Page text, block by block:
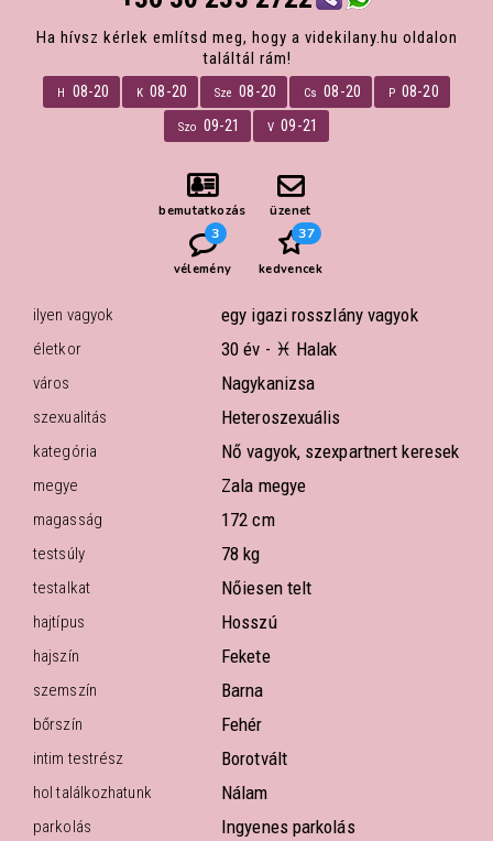
Ha hívsz kérlek említsd meg, hogy a videkilany.hu oldalon
találtál rám!
H 08-20 K 08-20 Sze 08-20 Cs 08-20 P 08-20
Szo 09-21 V 09-21
bemutatkozás üzenet
3
vélemény
37
kedvencek
ilyen vagyok egy igazi rosszlány vagyok
életkor 30 év - ♓ Halak
város Nagykanizsa
szexualitás Heteroszexuális
kategória Nő vagyok, szexpartnert keresek
megye Zala megye
magasság 172 cm
testsúly 78 kg
testalkat Nőiesen telt
hajtípus Hosszú
hajszín Fekete
szemszín Barna
bőrszín Fehér
intim testrész Borotvált
hol találkozhatunk Nálam
parkolás Ingyenes parkolás